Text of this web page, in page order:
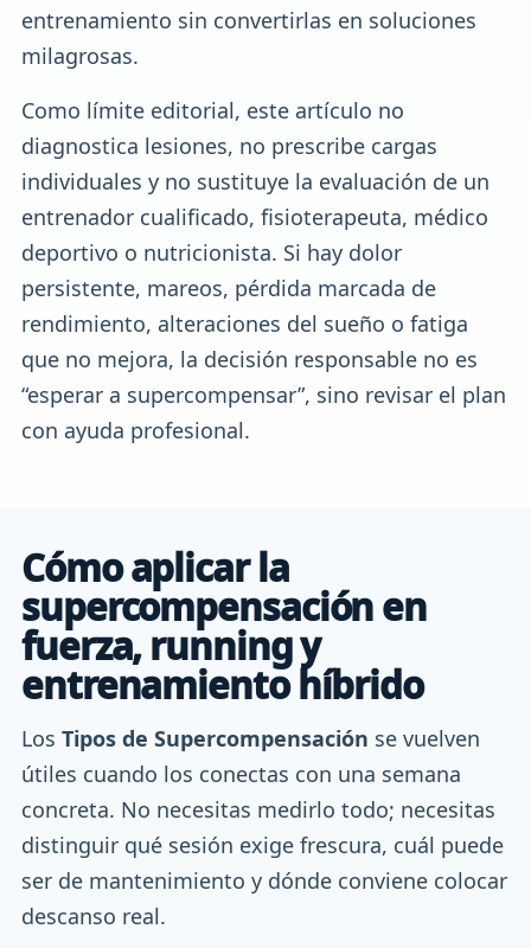
entrenamiento sin convertirlas en soluciones
milagrosas.
Como límite editorial, este artículo no
diagnostica lesiones, no prescribe cargas
individuales y no sustituye la evaluación de un
entrenador cualificado, fisioterapeuta, médico
deportivo o nutricionista. Si hay dolor
persistente, mareos, pérdida marcada de
rendimiento, alteraciones del sueño o fatiga
que no mejora, la decisión responsable no es
“esperar a supercompensar”, sino revisar el plan
con ayuda profesional.
Cómo aplicar la
supercompensación en
fuerza, running y
entrenamiento híbrido
Los Tipos de Supercompensación se vuelven
útiles cuando los conectas con una semana
concreta. No necesitas medirlo todo; necesitas
distinguir qué sesión exige frescura, cuál puede
ser de mantenimiento y dónde conviene colocar
descanso real.